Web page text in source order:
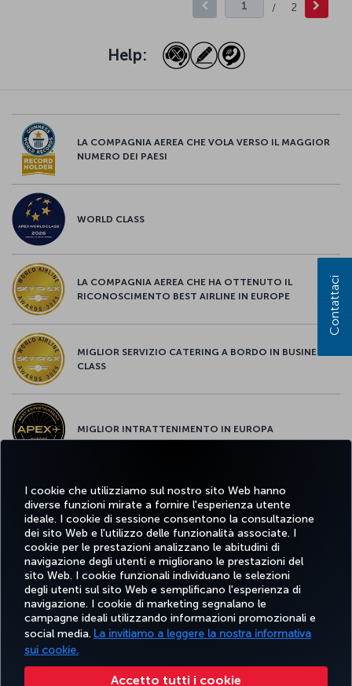
I cookie che utilizziamo sul nostro sito Web hanno
diverse funzioni mirate a fornire l'esperienza utente
ideale. I cookie di sessione consentono la consultazione
dei sito Web e l'utilizzo delle funzionalità associate. I
cookie per le prestazioni analizzano le abitudini di
navigazione degli utenti e migliorano le prestazioni del
sito Web. I cookie funzionali individuano le selezioni
degli utenti sul sito Web e semplificano l'esperienza di
navigazione. I cookie di marketing segnalano le
campagne ideali utilizzando informazioni promozionali e
social media. La invitiamo a leggere la nostra informativa
sui cookie.
Accetto tutti i cookie
/ 2
Help:
LA COMPAGNIA AEREA CHE VOLA VERSO IL MAGGIOR
NUMERO DEI PAESI
WORLD CLASS
LA COMPAGNIA AEREA CHE HA OTTENUTO IL
RICONOSCIMENTO BEST AIRLINE IN EUROPE
MIGLIOR SERVIZIO CATERING A BORDO IN BUSINESS
CLASS
MIGLIOR INTRATTENIMENTO IN EUROPA
MIGLIOR WI-FI D'EUROPA
Facebook
TwitterInstagram
YouTubeLinkedIn
TikTokBlog
PRENOTARE
E GESTIRE
SCOPRI
DESTINAZIONI
AIUTO
TURKISH
AIRLINES
Contattaci